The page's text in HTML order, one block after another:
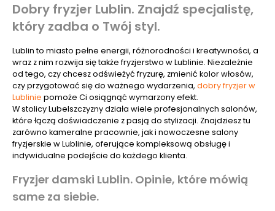
Dobry fryzjer Lublin. Znajdź specjalistę,
który zadba o Twój styl.
Lublin to miasto pełne energii, różnorodności i kreatywności, a
wraz z nim rozwija się także fryzjerstwo w Lublinie. Niezależnie
od tego, czy chcesz odświeżyć fryzurę, zmienić kolor włosów,
czy przygotować się do ważnego wydarzenia, dobry fryzjer w
Lublinie pomoże Ci osiągnąć wymarzony efekt.
W stolicy Lubelszczyzny działa wiele profesjonalnych salonów,
które łączą doświadczenie z pasją do stylizacji. Znajdziesz tu
zarówno kameralne pracownie, jak i nowoczesne salony
fryzjerskie w Lublinie, oferujące kompleksową obsługę i
indywidualne podejście do każdego klienta.
Fryzjer damski Lublin. Opinie, które mówią
same za siebie.